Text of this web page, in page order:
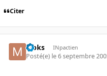
Citer
Moks INpactien
Posté(e) le 6 septembre